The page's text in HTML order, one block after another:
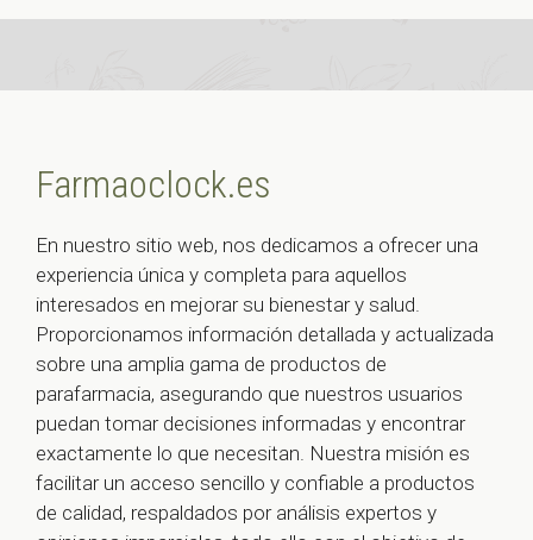
Farmaoclock.es
En nuestro sitio web, nos dedicamos a ofrecer una
experiencia única y completa para aquellos
interesados en mejorar su bienestar y salud.
Proporcionamos información detallada y actualizada
sobre una amplia gama de productos de
parafarmacia, asegurando que nuestros usuarios
puedan tomar decisiones informadas y encontrar
exactamente lo que necesitan. Nuestra misión es
facilitar un acceso sencillo y confiable a productos
de calidad, respaldados por análisis expertos y